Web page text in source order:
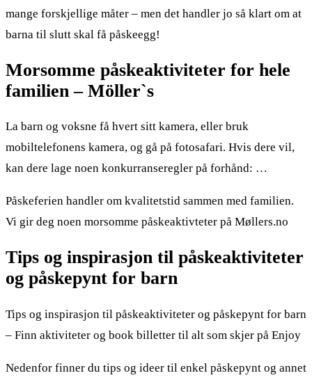
mange forskjellige måter – men det handler jo så klart om at
barna til slutt skal få påskeegg!
Morsomme påskeaktiviteter for hele
familien – Möller`s
La barn og voksne få hvert sitt kamera, eller bruk
mobiltelefonens kamera, og gå på fotosafari. Hvis dere vil,
kan dere lage noen konkurranseregler på forhånd: …
Påskeferien handler om kvalitetstid sammen med familien.
Vi gir deg noen morsomme påskeaktivteter på Møllers.no
Tips og inspirasjon til påskeaktiviteter
og påskepynt for barn
Tips og inspirasjon til påskeaktiviteter og påskepynt for barn
– Finn aktiviteter og book billetter til alt som skjer på Enjoy
Nedenfor finner du tips og ideer til enkel påskepynt og annet